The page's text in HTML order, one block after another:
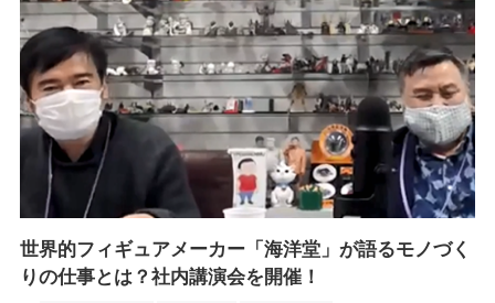
世界的フィギュアメーカー「海洋堂」が語るモノづく
りの仕事とは？社内講演会を開催！